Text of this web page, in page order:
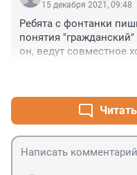
15 декабря 2021, 09:48
Ребята с фонтанки
понятия
он, ведут совместное